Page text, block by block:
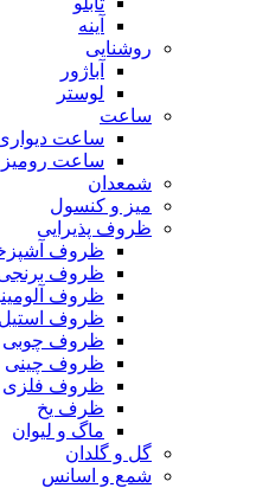
آینه
روشنایی
آباژور
لوستر
ساعت
ساعت
ساعت
شمعدان
میز و کنسول
ظروف پذیرایی
ظروف
ظروف
ظروف
ظروف استیل
ظروف چوبی
ظروف چینی
ظروف فلزی
ظرف یخ
ماگ و لیوان
گل و گلدان
شمع و اسانس